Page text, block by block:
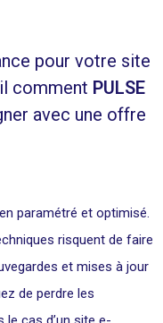
pour votre site
comment PULSE
avec une offre
paramétré et optimisé.
risquent de faire
et mises à jour
de perdre les